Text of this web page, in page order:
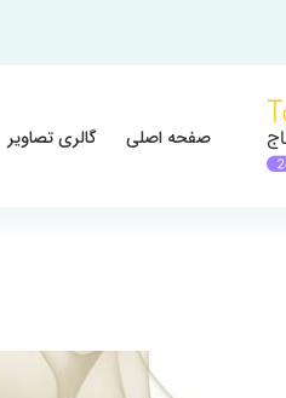
صفحه اصلی گالری تصاویر